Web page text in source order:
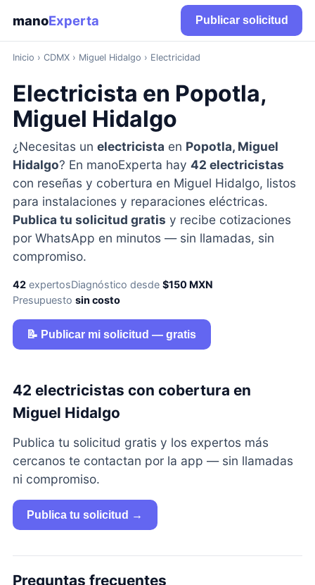
manoExperta Publicar solicitud
Inicio › CDMX› Miguel Hidalgo › Electricidad
Electricista en Popotla,
Miguel Hidalgo
¿Necesitas un electricista en Popotla, Miguel
Hidalgo? En manoExperta hay 42 electricistas
con reseñas y cobertura en Miguel Hidalgo, listos
para instalaciones y reparaciones eléctricas.
Publica tu solicitud gratis y recibe cotizaciones
por WhatsApp en minutos — sin llamadas, sin
compromiso.
42expertosDiagnóstico desde $150 MXN
Presupuesto sin costo
📝 Publicar mi solicitud — gratis
42 electricistas con cobertura en
Miguel Hidalgo
Publica tu solicitud gratis y los expertos más
cercanos te contactan por la app — sin llamadas
ni compromiso.
Publica tu solicitud →
Preguntas frecuentes